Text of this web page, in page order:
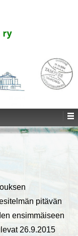
pitävän
ensimmäiseen
26.9.2015